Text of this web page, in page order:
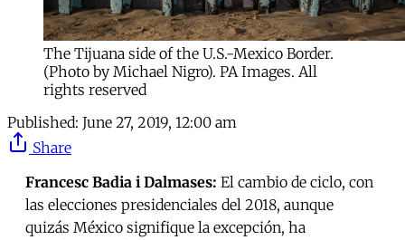
The Tijuana side of the U.S.-Mexico Border.
(Photo by Michael Nigro). PA Images. All
rights reserved
Published: June 27, 2019, 12:00 am
Share
Francesc Badia i Dalmases: El cambio de ciclo, con
las elecciones presidenciales del 2018, aunque
quizás México signifique la excepción, ha